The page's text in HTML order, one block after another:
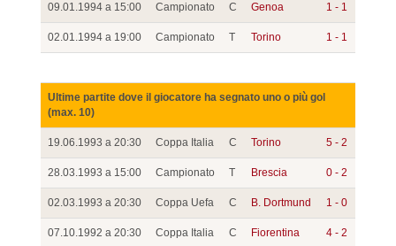
09.01.1994 a 15:00 Campionato C Genoa 1 - 1
02.01.1994 a 19:00 Campionato T Torino 1 - 1
Ultime partite dove il giocatore ha segnato uno o più gol
(max. 10)
19.06.1993 a 20:30 Coppa Italia C Torino 5 - 2
28.03.1993 a 15:00 Campionato T Brescia 0 - 2
02.03.1993 a 20:30 Coppa Uefa C B. Dortmund 1 - 0
07.10.1992 a 20:30 Coppa Italia C Fiorentina 4 - 2